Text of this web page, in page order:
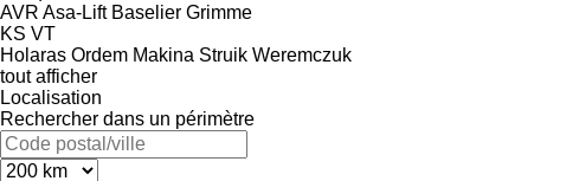
AVR Asa-Lift Baselier Grimme
KS VT
Holaras Ordem Makina Struik Weremczuk
tout afficher
Localisation
Rechercher dans un périmètre